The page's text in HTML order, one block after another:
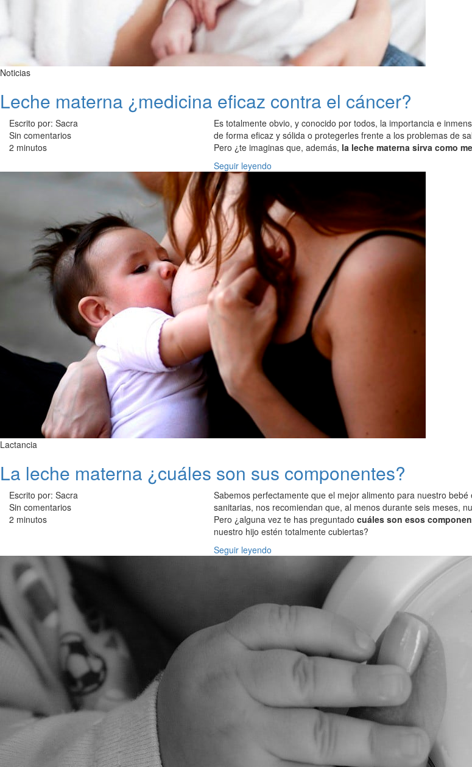
Noticias
Leche materna ¿medicina eficaz contra el cáncer?
Escrito por: Sacra
Sin comentarios
2 minutos
Es totalmente obvio, y conocido por todos, la importancia e
de forma eficaz y sólida o protegerles frente a los problemas de
Pero ¿te imaginas que, además, la leche materna sirva como
Seguir leyendo
Lactancia
La leche materna ¿cuáles son sus componentes?
Escrito por: Sacra
Sin comentarios
2 minutos
Sabemos perfectamente que el mejor alimento para nuestro bebé
sanitarias, nos recomiendan que, al menos durante seis meses,
Pero ¿alguna vez te has preguntado cuáles son esos
nuestro hijo estén totalmente cubiertas?
Seguir leyendo